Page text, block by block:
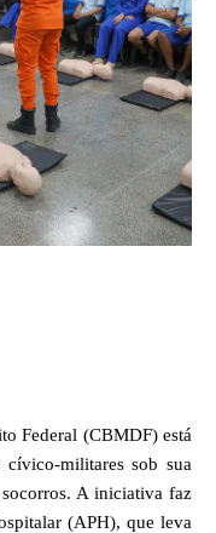
Federal (CBMDF) está
cívico-militares sob sua
A iniciativa faz
(APH), que leva